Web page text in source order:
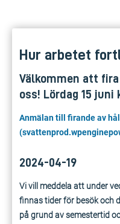
Hur arbetet
Välkommen att
oss! Lördag 15 juni
Anmälan till firande av
2024-04-19
Vi vill meddela att under
finnas tider för besök och
på grund av semestertid